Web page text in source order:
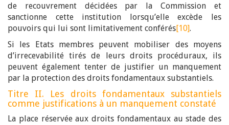
de recouvrement décidées par la Commission et
sanctionne cette institution lorsqu’elle excède les
pouvoirs qui lui sont limitativement conférés[10].
Si les Etats membres peuvent mobiliser des moyens
d’irrecevabilité tirés de leurs droits procéduraux, ils
peuvent également tenter de justifier un manquement
par la protection des droits fondamentaux substantiels.
Titre II. Les droits fondamentaux substantiels
comme justifications à un manquement constaté
La place réservée aux droits fondamentaux au stade des